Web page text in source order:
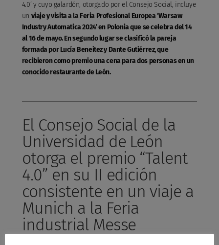
4.0’ y cuyo galardón, otorgado por el Consejo Social, incluye
un viaje y visita a la Feria Profesional Europea ‘Warsaw
Industry Automatica 2024’ en Polonia que se celebra del 14
al 16 de mayo. En segundo lugar se clasificó la pareja
formada por Lucía Beneitez y Dante Gutiérrez, que
recibieron como premio una cena para dos personas en un
conocido restaurante de León.
El Consejo Social de la
Universidad de León
otorga el premio “Talent
4.0” en su II edición
consistente en un viaje a
Munich a la Feria
industrial Messe